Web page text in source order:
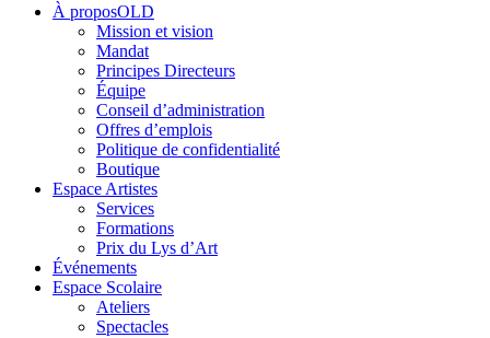
À proposOLD
Mission et vision
Mandat
Principes Directeurs
Équipe
Conseil d’administration
Offres d’emplois
Politique de confidentialité
Boutique
Espace Artistes
Services
Formations
Prix du Lys d’Art
Événements
Espace Scolaire
Ateliers
Spectacles